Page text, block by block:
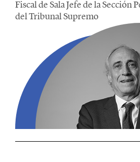
Fiscal de Sala Jefe de la Sección
del Tribunal Supremo